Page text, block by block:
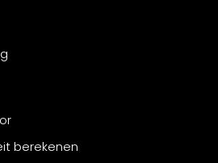
berekenen